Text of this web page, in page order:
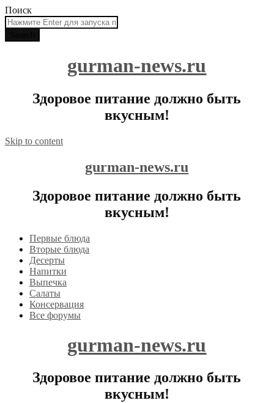
Поиск
gurman-news.ru
Здоровое питание должно быть
вкусным!
Skip to content
gurman-news.ru
Здоровое питание должно быть
вкусным!
Первые блюда
Вторые блюда
Десерты
Напитки
Выпечка
Салаты
Консервация
Все форумы
gurman-news.ru
Здоровое питание должно быть
вкусным!